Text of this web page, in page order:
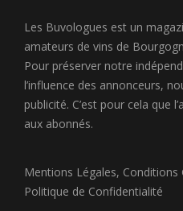
Les Buvologues est un
amateurs de vins de
Pour préserver notre
l’influence des annonceurs,
publicité. C’est pour cela que
aux abonnés.
Mentions Légales, Conditions
Politique de Confidentialité